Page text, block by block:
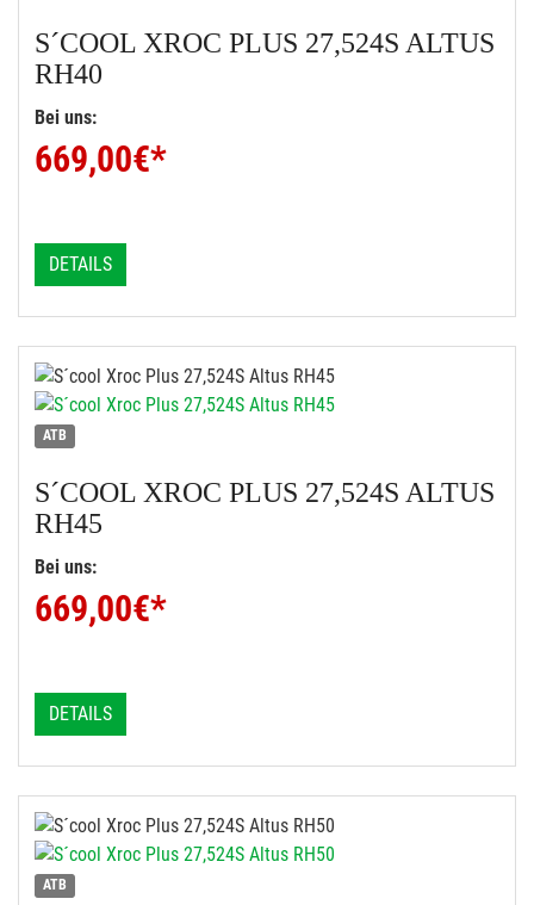
S´COOL XROC PLUS 27,524S ALTUS
RH40
Bei uns:
669,00€*
DETAILS
ATB
S´COOL XROC PLUS 27,524S ALTUS
RH45
Bei uns:
669,00€*
DETAILS
ATB